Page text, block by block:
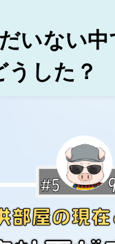
いない
うした？